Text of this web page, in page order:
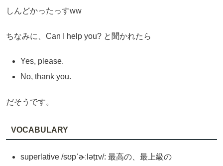
しんどかったっすww
ちなみに、Can I help you? と聞かれたら
Yes, please.
No, thank you.
だそうです。
VOCABULARY
superlative /sʊpˈɚːləṭɪv/: 最高の、最上級の